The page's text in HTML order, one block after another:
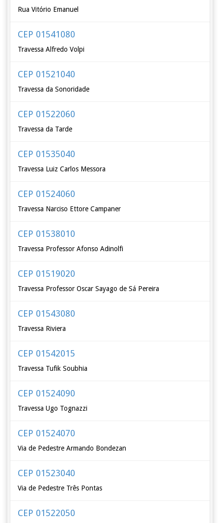
Rua Vitório Emanuel
CEP 01541080
Travessa Alfredo Volpi
CEP 01521040
Travessa da Sonoridade
CEP 01522060
Travessa da Tarde
CEP 01535040
Travessa Luiz Carlos Messora
CEP 01524060
Travessa Narciso Ettore Campaner
CEP 01538010
Travessa Professor Afonso Adinolfi
CEP 01519020
Travessa Professor Oscar Sayago de Sá Pereira
CEP 01543080
Travessa Riviera
CEP 01542015
Travessa Tufik Soubhia
CEP 01524090
Travessa Ugo Tognazzi
CEP 01524070
Via de Pedestre Armando Bondezan
CEP 01523040
Via de Pedestre Três Pontas
CEP 01522050